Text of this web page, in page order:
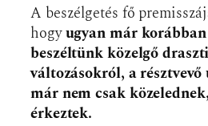
A beszélgetés fő
hogyugyan már
beszéltünk közelgő
változásokról, a
már nem csak
érkeztek.